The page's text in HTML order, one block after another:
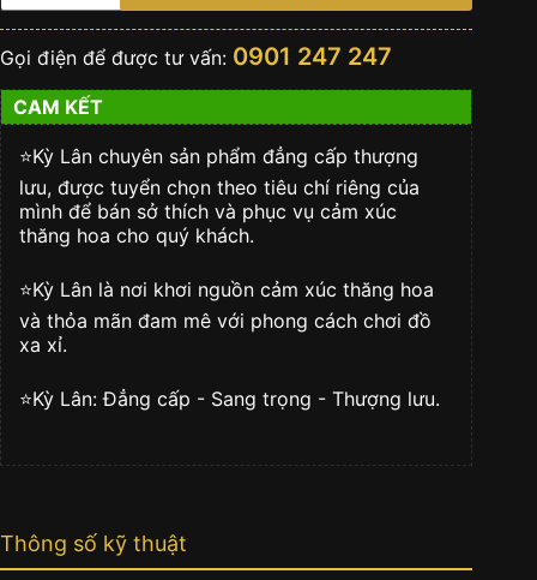
Rolex
Datejust
mặt
kim
cương
279135RBR-
0021
số
lượng
Gọi điện để được tư vấn: 0901 247 247
CAM KẾT
⭐️Kỳ Lân chuyên sản phẩm đẳng cấp thượng
lưu, được tuyển chọn theo tiêu chí riêng của
mình để bán sở thích và phục vụ cảm xúc
thăng hoa cho quý khách.
⭐️Kỳ Lân là nơi khơi nguồn cảm xúc thăng hoa
và thỏa mãn đam mê với phong cách chơi đồ
xa xỉ.
⭐️Kỳ Lân: Đẳng cấp - Sang trọng - Thượng lưu.
Thông số kỹ thuật